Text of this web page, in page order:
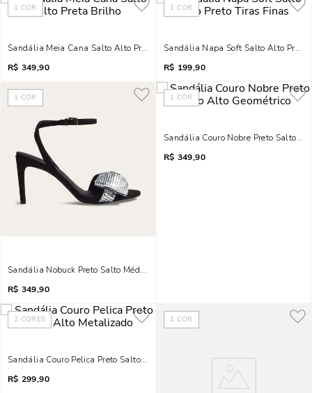
1 COR
Sandália Meia Cana Salto Alto Preta Brilho
R$ 349,90
1 COR
Sandália Napa Soft Salto Alto Preto
R$ 199,90
1 COR
Sandália Nobuck Preto Salto Médio Laço Brilho
R$ 349,90
1 COR
Sandália Couro Nobre Preto Salto
R$ 349,90
2 CORES
Sandália Couro Pelica Preto Salto Alto Metalizado
R$ 299,90
1 COR